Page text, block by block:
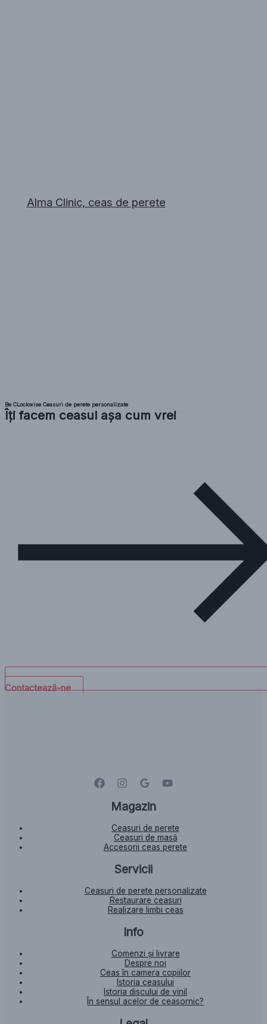
Alma Clinic, ceas de perete
Be CLockwise Ceasuri de perete personalizate
Îți facem ceasul așa cum vrei
Contactează-ne
Magazin
Ceasuri de perete
Ceasuri de masă
Accesorii ceas perete
Servicii
Ceasuri de perete personalizate
Restaurare ceasuri
Realizare limbi ceas
Info
Comenzi și livrare
Despre noi
Ceas în camera copiilor
Istoria ceasului​
Istoria discului de vinil
În sensul acelor de ceasornic?